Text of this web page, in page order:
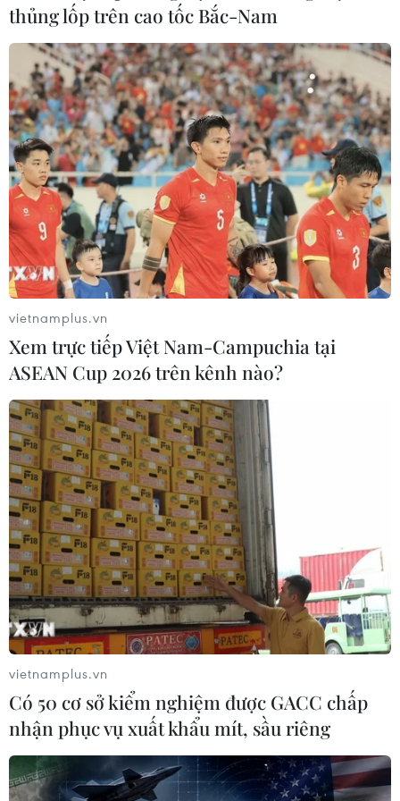
#Kính thiên văn
#Mưa sao băng
#Sự kiện thiên văn trong năm 2019
#Delta Aquarids
#Orionids
#Tin tức
#Tin tức mới nhất
#VietnamPlus
Theo dõi VietnamPlus
TIN LIÊN QUAN
thủng lốp trên cao tốc Bắc-Nam
vietnamplus.vn
Xem trực tiếp Việt Nam-Campuchia tại
ASEAN Cup 2026 trên kênh nào?
vietnamplus.vn
Có 50 cơ sở kiểm nghiệm được GACC chấp
nhận phục vụ xuất khẩu mít, sầu riêng